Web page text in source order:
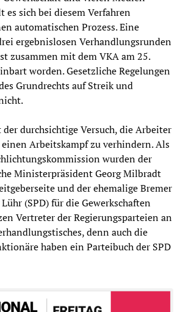
sich bei diesem Verfahren
automatischen Prozess. Eine
ergebnislosen Verhandlungsrunden
zusammen mit dem VKA am 25.
worden. Gesetzliche Regelungen
Grundrechts auf Streik und
durchsichtige Versuch, die Arbeiter
Arbeitskampf zu verhindern. Als
wurden der
Ministerpräsident Georg Milbradt
und der ehemalige Bremer
(SPD) für die Gewerkschaften
Vertreter der Regierungsparteien an
denn auch die
haben ein Parteibuch der SPD